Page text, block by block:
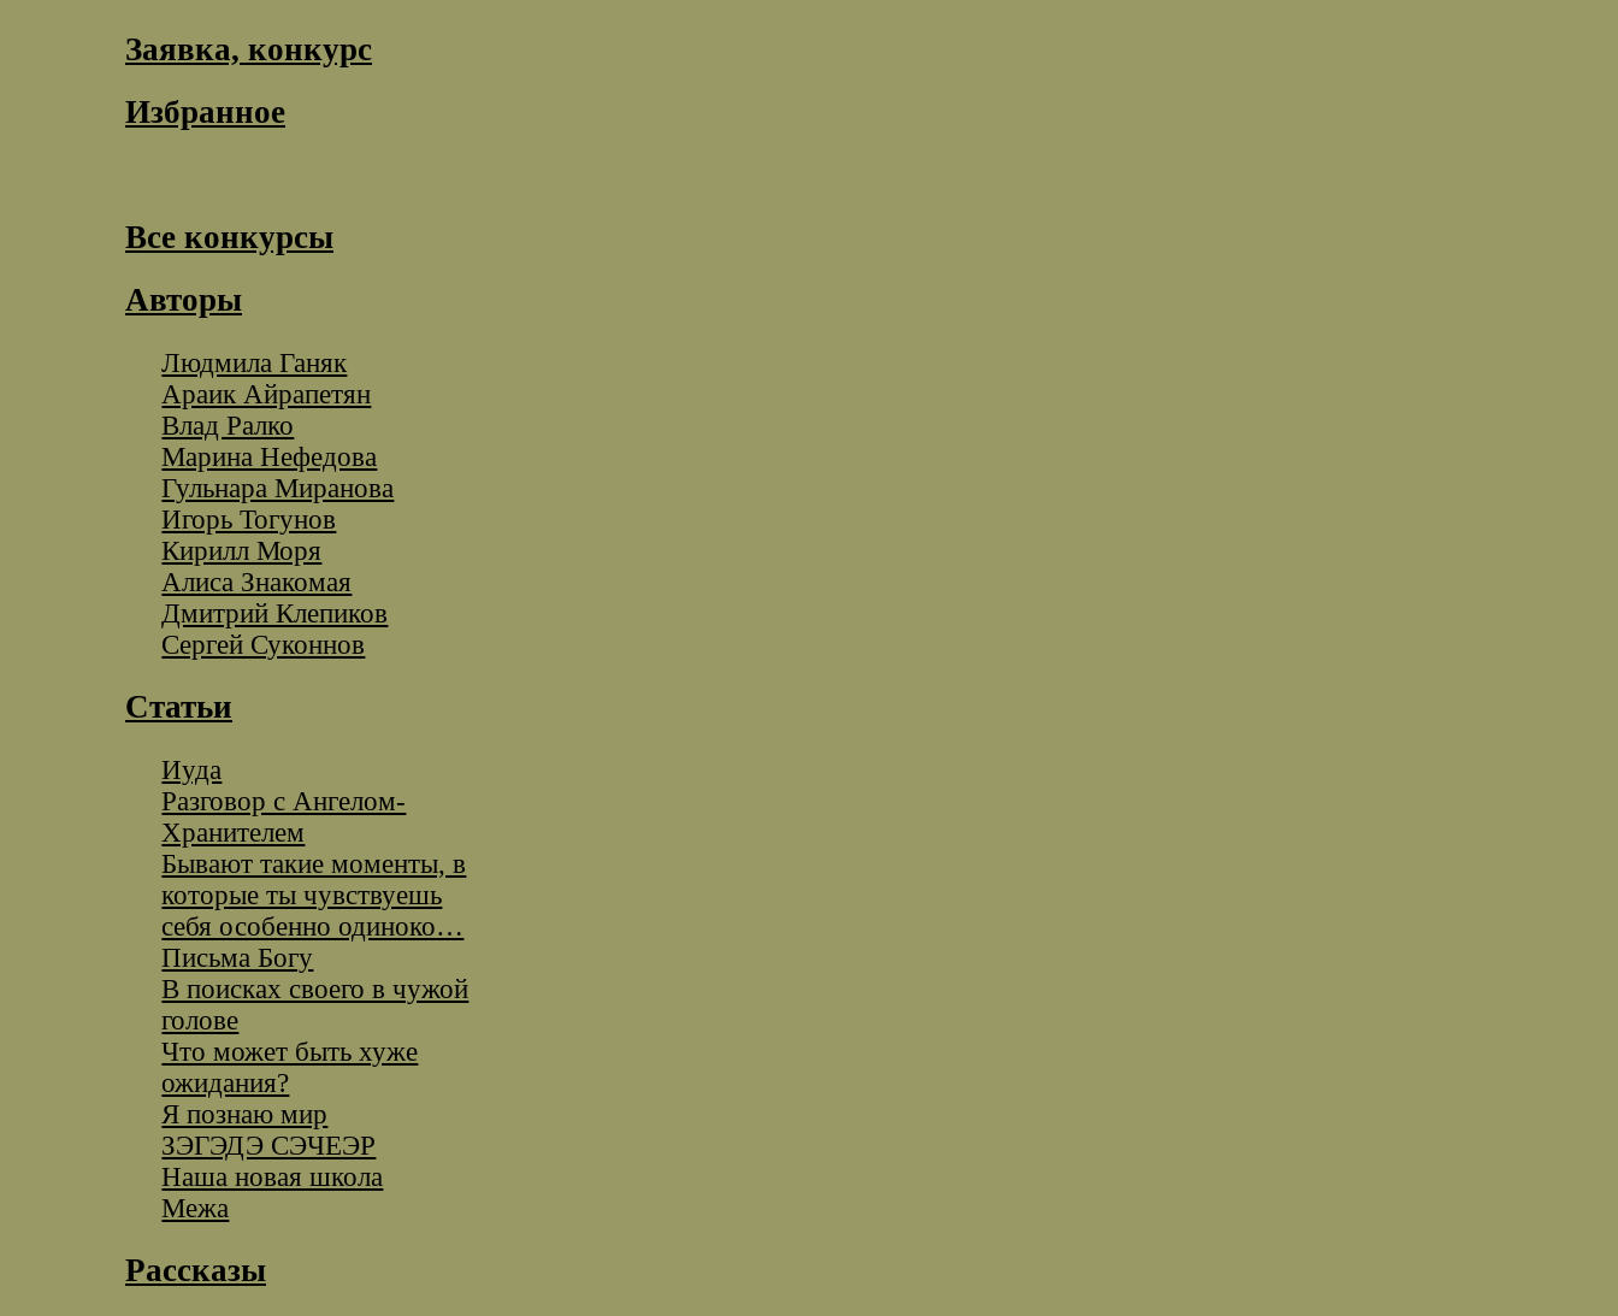
Заявка, конкурс
Избранное
Все конкурсы
Авторы
Людмила Ганяк
Араик Айрапетян
Влад Ралко
Марина Нефедова
Гульнара Миранова
Игорь Тогунов
Кирилл Моря
Алиса Знакомая
Дмитрий Клепиков
Сергей Суконнов
Статьи
Иуда
Разговор с Ангелом-
Хранителем
Бывают такие моменты, в
которые ты чувствуешь
себя особенно одиноко…
Письма Богу
В поисках своего в чужой
голове
Что может быть хуже
ожидания?
Я познаю мир
ЗЭГЭДЭ СЭЧЕЭР
Наша новая школа
Межа
Рассказы